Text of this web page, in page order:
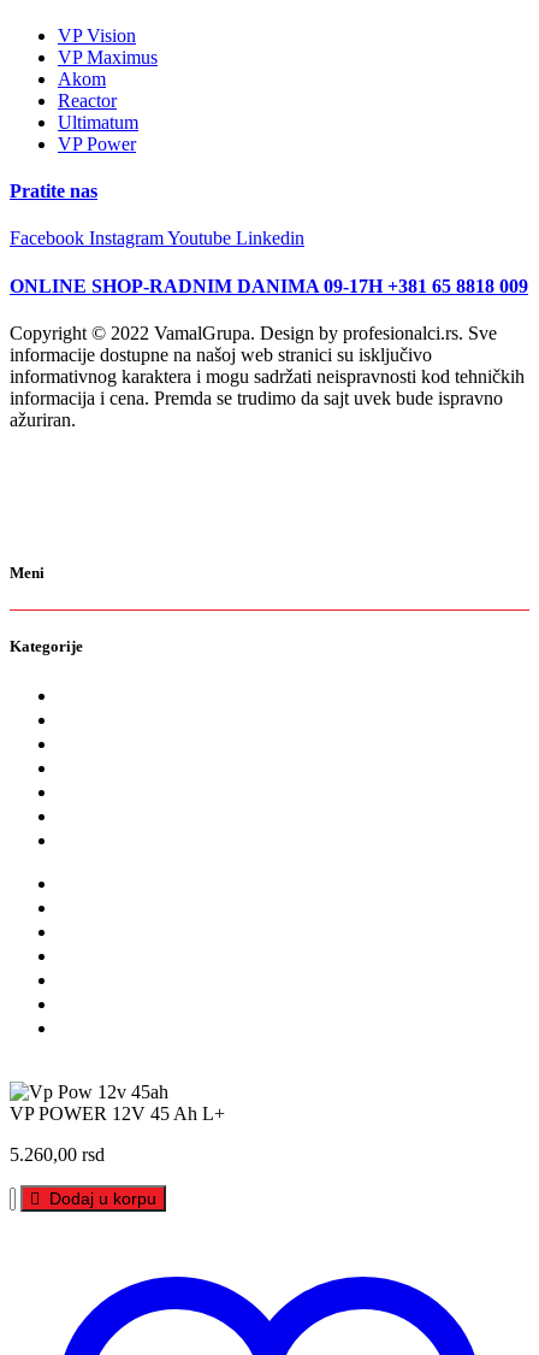
VP Vision
VP Maximus
Akom
Reactor
Ultimatum
VP Power
Pratite nas
Facebook InstagramYoutube Linkedin
ONLINE SHOP-RADNIM DANIMA 09-17H +381 65 8818 009
Copyright © 2022 VamalGrupa. Design by profesionalci.rs. Sve
informacije dostupne na našoj web stranici su isključivo
informativnog karaktera i mogu sadržati neispravnosti kod tehničkih
informacija i cena. Premda se trudimo da sajt uvek bude ispravno
ažuriran.
Meni
Kategorije
VP POWER 12V 45 Ah L+
5.260,00 rsd
VP
POWER
Dodaj u korpu